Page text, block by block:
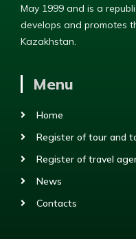
May 1999 and is a
develops and promotes
Kazakhstan.
Menu
Home
Register of tour and
Register of travel
News
Contacts